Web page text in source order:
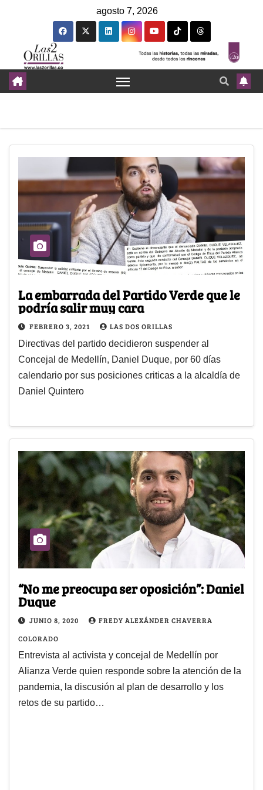
agosto 7, 2026
La embarrada del Partido Verde que le
podría salir muy cara
FEBRERO 3, 2021 LAS DOS ORILLAS
Directivas del partido decidieron suspender al
Concejal de Medellín, Daniel Duque, por 60 días
calendario por sus posiciones criticas a la alcaldía de
Daniel Quintero
“No me preocupa ser oposición”: Daniel
Duque
JUNIO 8, 2020
FREDY ALEXÁNDER CHAVERRA
COLORADO
Entrevista al activista y concejal de Medellín por
Alianza Verde quien responde sobre la atención de la
pandemia, la discusión al plan de desarrollo y los
retos de su partido…